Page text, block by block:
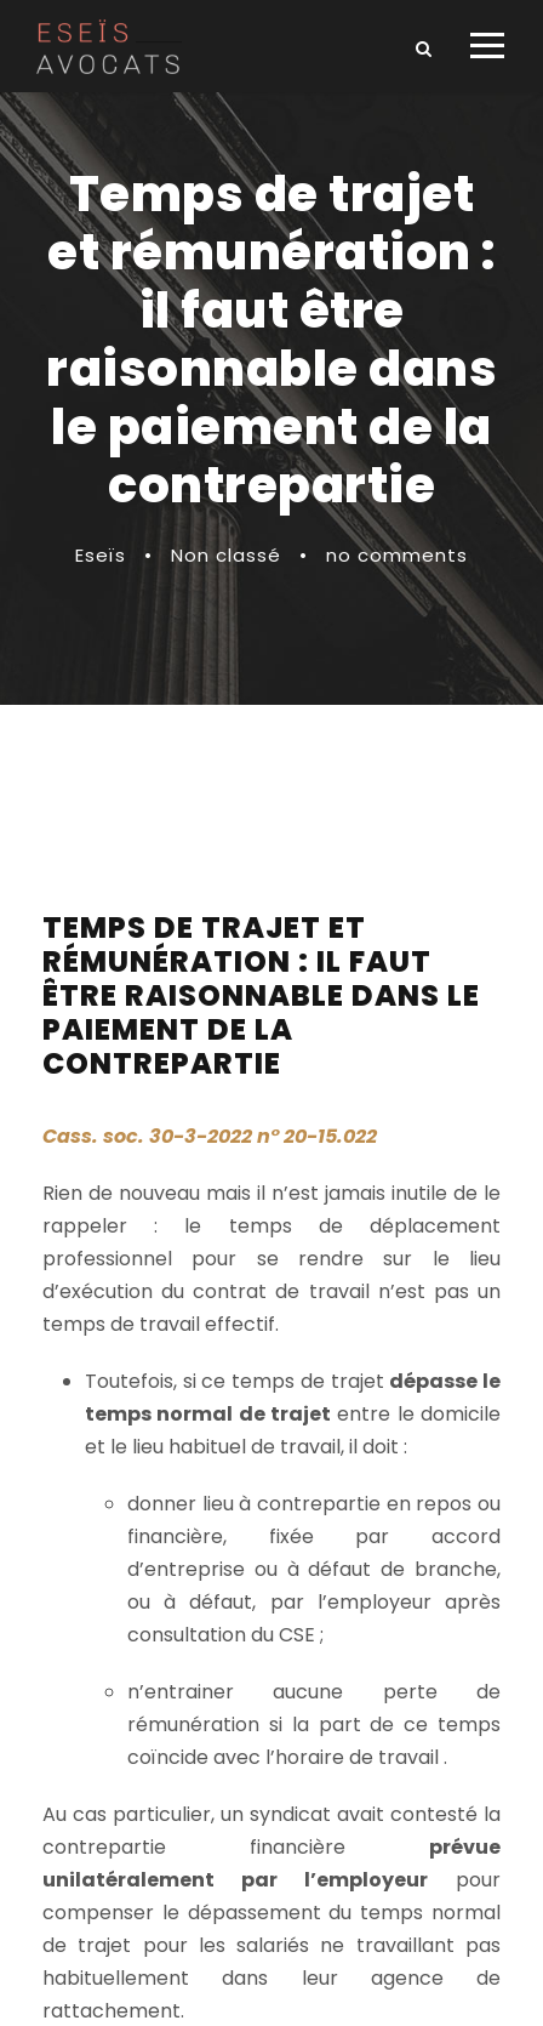
Temps de trajet
et rémunération :
il faut être
raisonnable dans
le paiement de la
contrepartie
Eseïs • Non classé • no comments
TEMPS DE TRAJET ET
RÉMUNÉRATION : IL FAUT
ÊTRE RAISONNABLE DANS LE
PAIEMENT DE LA
CONTREPARTIE
Cass. soc. 30-3-2022 n° 20-15.022
Rien de nouveau mais il n’est jamais inutile de le
rappeler : le temps de déplacement
professionnel pour se rendre sur le lieu
d’exécution du contrat de travail n’est pas un
temps de travail effectif.
Toutefois, si ce temps de trajet dépasse le
temps normal de trajet entre le domicile
et le lieu habituel de travail, il doit :
donner lieu à contrepartie en repos ou
financière, fixée par accord
d’entreprise ou à défaut de branche,
ou à défaut, par l’employeur après
consultation du CSE ;
n’entrainer aucune perte de
rémunération si la part de ce temps
coïncide avec l’horaire de travail .
Au cas particulier, un syndicat avait contesté la
contrepartie financière prévue
unilatéralement par l’employeur pour
compenser le dépassement du temps normal
de trajet pour les salariés ne travaillant pas
habituellement dans leur agence de
rattachement.